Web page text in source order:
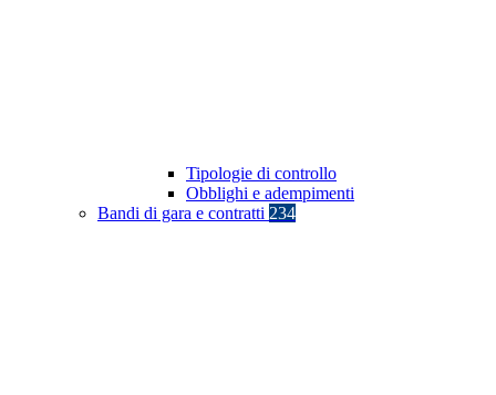
Tipologie di controllo
Obblighi e adempimenti
Bandi di gara e contratti 234